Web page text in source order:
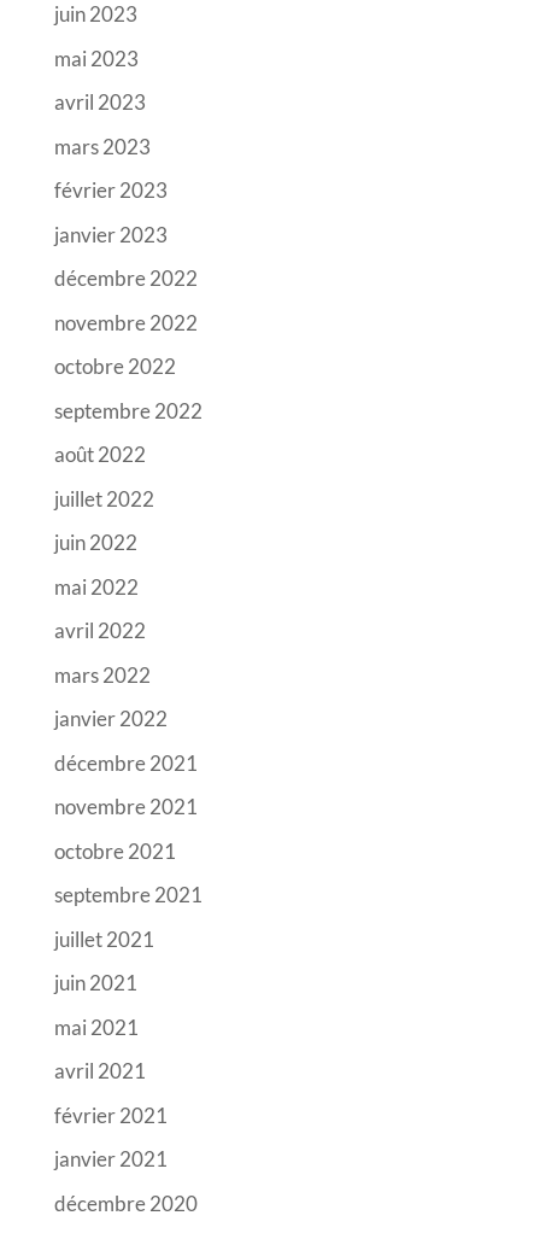
juin 2023
mai 2023
avril 2023
mars 2023
février 2023
janvier 2023
décembre 2022
novembre 2022
octobre 2022
septembre 2022
août 2022
juillet 2022
juin 2022
mai 2022
avril 2022
mars 2022
janvier 2022
décembre 2021
novembre 2021
octobre 2021
septembre 2021
juillet 2021
juin 2021
mai 2021
avril 2021
février 2021
janvier 2021
décembre 2020